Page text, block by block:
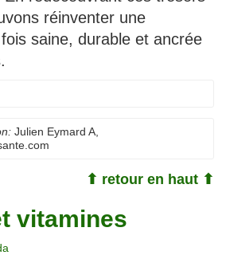
réinventer une
saine, durable et ancrée
Julien Eymard A
⬆ retour en haut ⬆
vitamines